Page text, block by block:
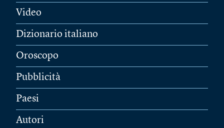
Video
Dizionario italiano
Oroscopo
Pubblicità
Paesi
Autori